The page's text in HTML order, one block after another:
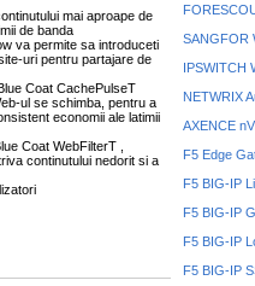
mai aproape de
de banda
va permite sa introduceti
uri pentru partajare de
Coat CachePulseT
ul se schimba, pentru a
economii ale latimii
Coat WebFilterT ,
continutului nedorit si a
SANGFOR
IPSWITCH
NETWRIX
AXENCE
F5 Edge
F5 BIG-IP
F5 BIG-IP
F5 BIG-IP
F5 BIG-IP